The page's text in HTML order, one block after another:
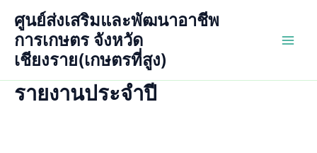
content
ศูนย์ส่งเสริมและพัฒนาอาชีพ
การเกษตร จังหวัด
เชียงราย(เกษตรที่สูง)
รายงานประจำปี